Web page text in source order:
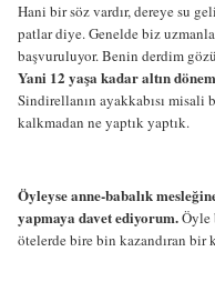
Hani bir söz vardır, dereye su
patlar diye. Genelde biz
başvuruluyor. Benin derdim
Yani 12 yaşa kadar altın
Sindirellanın ayakkabısı
kalkmadan ne yaptık yaptık.
Öyleyse anne-babalık
yapmaya davet ediyorum.Öyle
ötelerde bire bin kazandıran